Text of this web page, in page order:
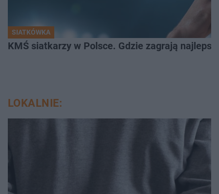
SIATKÓWKA
KMŚ siatkarzy w Polsce. Gdzie zagrają
LOKALNIE: